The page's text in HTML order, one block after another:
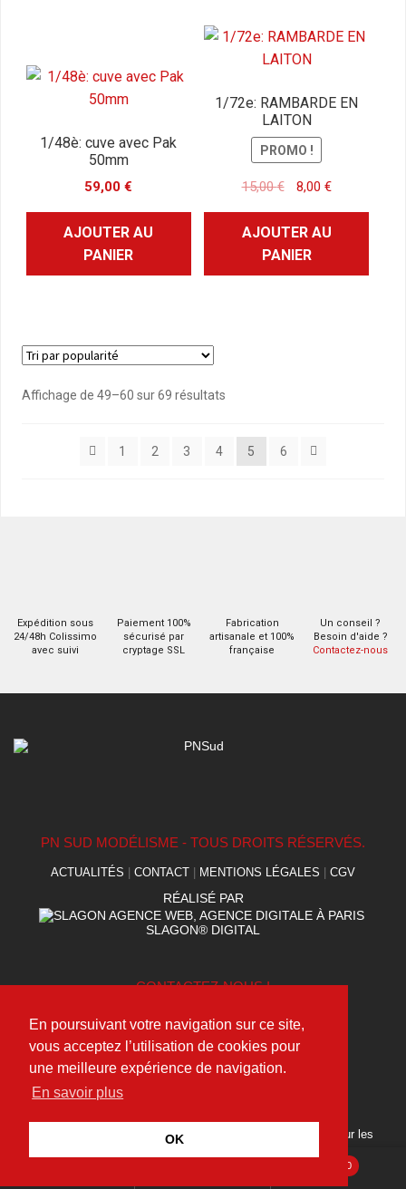
En poursuivant votre navigation sur ce site,
vous acceptez l’utilisation de cookies pour
une meilleure expérience de navigation.
En savoir plus
OK
1/48è: cuve avec Pak
50mm
59,00€
AJOUTER AU
PANIER
1/72e: RAMBARDE EN
LAITON
PROMO !
15,00€
Le
initial
était :
15,00 €.
8,00 €Le
actuel
8,00 €.
AJOUTER AU
PANIER
Affichage de 49–60 sur 69 résultatsTrié
popularité
1
2 3 4 5 6
Expédition sous
24/48h Colissimo
avec suivi
Paiement 100%
sécurisé par
cryptage SSL
Fabrication
artisanale et 100%
française
Un conseil ?
Besoin d'aide ?
Contactez-nous
PN SUD MODÉLISME - TOUS DROITS RÉSERVÉS.
ACTUALITÉS CONTACT MENTIONS LÉGALES CGV
RÉALISÉ PAR
SLAGON® DIGITAL
CONTACTEZ-NOUS !
(+33) 09 75 95 49 40
contact@pnsudmodelisme.com
Découvrez toutes nos dernières actualités et suivez-nous sur les
0